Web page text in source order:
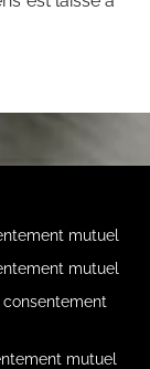
mutuel
mutuel
mutuel